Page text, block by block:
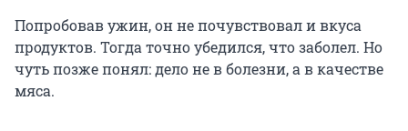
Попробовав ужин, он не почувствовал и вкуса
продуктов. Тогда точно убедился, что заболел. Но
чуть позже понял: дело не в болезни, а в качестве
мяса.